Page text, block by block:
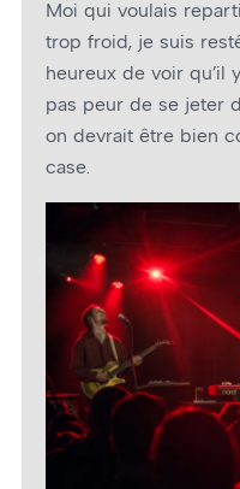
Moi qui voulais
trop froid, je suis
heureux de voir qu’il
pas peur de se jeter
on devrait être bien
case.